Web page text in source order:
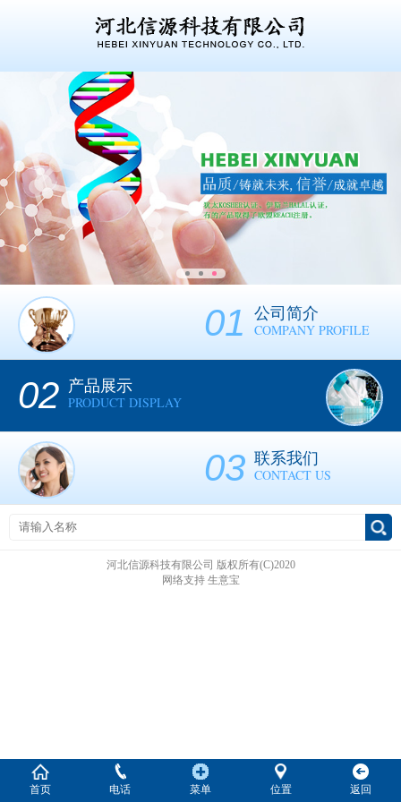
01 公司简介
COMPANY PROFILE
02 产品展示
PRODUCT DISPLAY
03 联系我们
CONTACT US
河北信源科技有限公司 版权所有(C)2020
网络支持生意宝
首页 电话 菜单 位置 返回